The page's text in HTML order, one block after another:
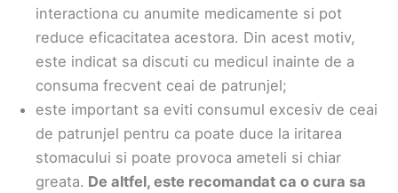
interactiona cu anumite medicamente si pot
reduce eficacitatea acestora. Din acest motiv,
este indicat sa discuti cu medicul inainte de a
consuma frecvent ceai de patrunjel;
este important sa eviti consumul excesiv de ceai
de patrunjel pentru ca poate duce la iritarea
stomacului si poate provoca ameteli si chiar
greata. De altfel, este recomandat ca o cura sa